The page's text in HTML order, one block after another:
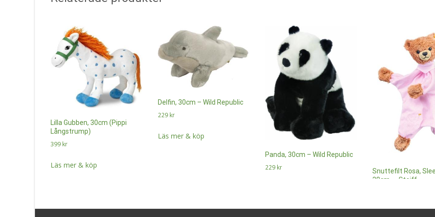
Lilla Gubben, 30cm (Pippi
Långstrump)
399 kr
Läs mer & köp
Delfin, 30cm – Wild Republic
229 kr
Läs mer & köp
Panda, 30cm – Wild Republic
229 kr
Snuttefilt Rosa,
28cm, – Steiff